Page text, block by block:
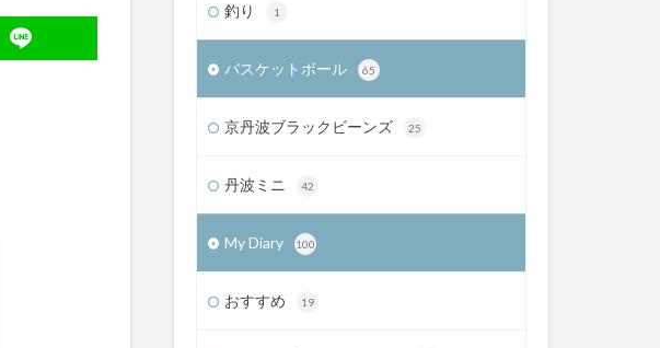
釣り 1
バスケットボール 65
京丹波ブラックビーンズ 25
丹波ミニ 42
My Diary 100
おすすめ 19